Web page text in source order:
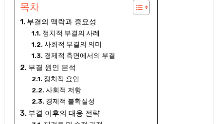
목차
부결의 맥락과 중요성
정치적 부결의 사례
사회적 부결의 의미
경제적 측면에서의 부결
부결 원인 분석
정치적 요인
사회적 저항
경제적 불확실성
부결 이후의 대응 전략